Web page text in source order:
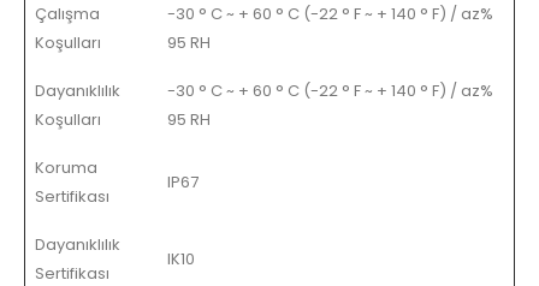
Çalışma
Koşulları
-30 ° C ~ + 60 ° C (-22 ° F ~ + 140 ° F) / az%
95 RH
Dayanıklılık
Koşulları
-30 ° C ~ + 60 ° C (-22 ° F ~ + 140 ° F) / az%
95 RH
Koruma
Sertifikası
IP67
Dayanıklılık
Sertifikası
IK10